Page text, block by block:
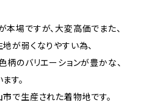
場ですが、大変高価でまた、
が弱くなりやすい為、
のバリエーションが豊かな、
す。
で生産された着物地です。